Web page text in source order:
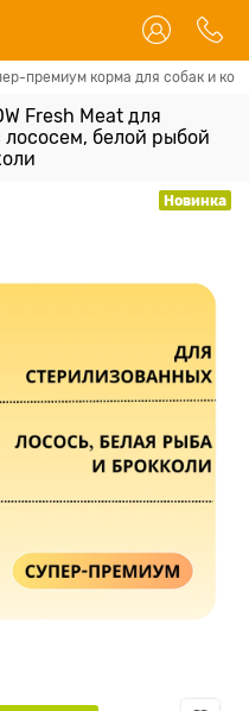
премиум корма для собак и
Fresh Meat для
белой рыбой
Новинка